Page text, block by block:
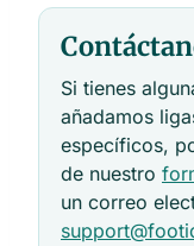
Si tienes
añadamos
específicos,
de nuestro
un correo